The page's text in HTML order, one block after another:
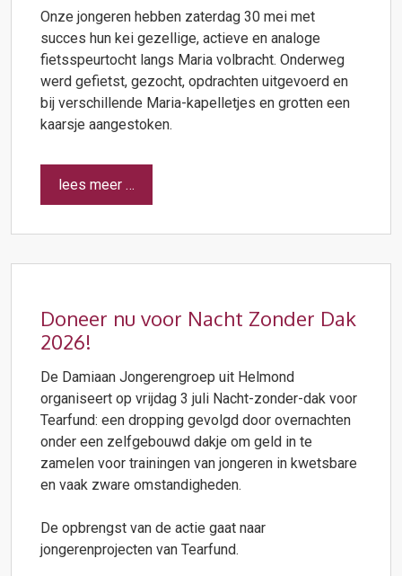
Onze jongeren hebben zaterdag 30 mei met
succes hun kei gezellige, actieve en analoge
fietsspeurtocht langs Maria volbracht. Onderweg
werd gefietst, gezocht, opdrachten uitgevoerd en
bij verschillende Maria-kapelletjes en grotten een
kaarsje aangestoken.
lees meer …
Doneer nu voor Nacht Zonder Dak
2026!
De Damiaan Jongerengroep uit Helmond
organiseert op vrijdag 3 juli Nacht-zonder-dak voor
Tearfund: een dropping gevolgd door overnachten
onder een zelfgebouwd dakje om geld in te
zamelen voor trainingen van jongeren in kwetsbare
en vaak zware omstandigheden.
De opbrengst van de actie gaat naar
jongerenprojecten van Tearfund.